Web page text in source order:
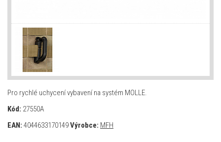
Pro rychlé uchycení vybavení na systém MOLLE.
Kód: 27550A
EAN: 4044633170149Výrobce: MFH